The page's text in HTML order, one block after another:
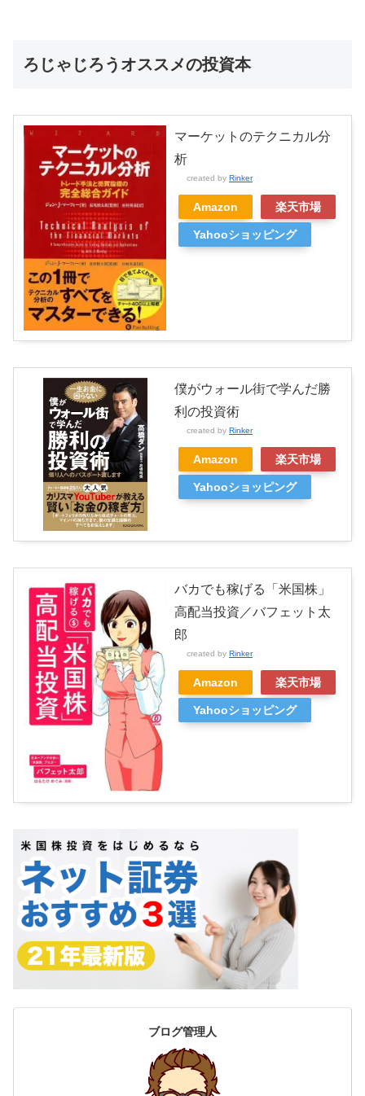
ろじゃじろうオススメの投資本
マーケットのテクニカル分
析
created by Rinker
Amazon 楽天市場
Yahooショッピング
僕がウォール街で学んだ勝
利の投資術
created by Rinker
Amazon 楽天市場
Yahooショッピング
バカでも稼げる「米国株」
高配当投資／バフェット太
郎
created by Rinker
Amazon 楽天市場
Yahooショッピング
ブログ管理人